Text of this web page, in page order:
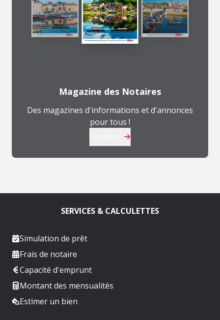
Magazine des Notaires
Des magazines d'informations et d'annonces
pour tous !
SERVICES & CALCULETTES
Simulation de prêt
Frais de notaire
Capacité d'emprunt
Montant des mensualités
Estimer un bien